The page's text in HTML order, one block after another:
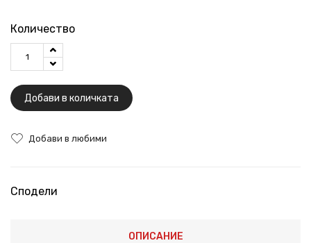
Количество
Добави в количката
Добави в любими
Сподели
ОПИСАНИЕ